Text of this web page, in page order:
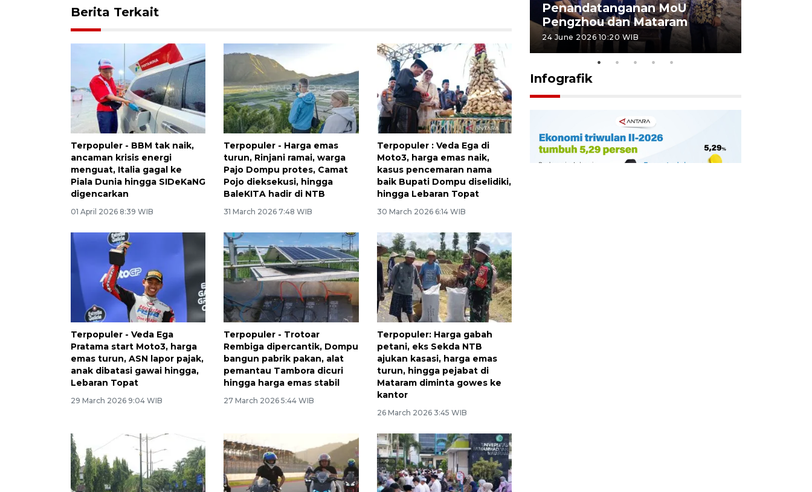
Berita Terkait
Terpopuler - BBM tak naik,
ancaman krisis energi
menguat, Italia gagal ke
Piala Dunia hingga SIDeKaNG
digencarkan
01 April 2026 8:39 WIB
Terpopuler - Harga emas
turun, Rinjani ramai, warga
Pajo Dompu protes, Camat
Pojo dieksekusi, hingga
BaleKITA hadir di NTB
31 March 2026 7:48 WIB
Terpopuler : Veda Ega di
Moto3, harga emas naik,
kasus pencemaran nama
baik Bupati Dompu diselidiki,
hingga Lebaran Topat
30 March 2026 6:14 WIB
Terpopuler - Veda Ega
Pratama start Moto3, harga
emas turun, ASN lapor pajak,
anak dibatasi gawai hingga,
Lebaran Topat
29 March 2026 9:04 WIB
Terpopuler - Trotoar
Rembiga dipercantik, Dompu
bangun pabrik pakan, alat
pemantau Tambora dicuri
hingga harga emas stabil
27 March 2026 5:44 WIB
Terpopuler: Harga gabah
petani, eks Sekda NTB
ajukan kasasi, harga emas
turun, hingga pejabat di
Mataram diminta gowes ke
kantor
26 March 2026 3:45 WIB
Penandatanganan MoU
Pengzhou dan Mataram
24 June 2026 10:20 WIB
Infografik
Memberantas kejahatan
jalanan Jakarta